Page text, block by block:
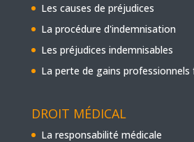
Les causes de préjudices
La procédure d'indemnisation
Les préjudices indemnisables
La perte de gains professionnels
DROIT MÉDICAL
La responsabilité médicale